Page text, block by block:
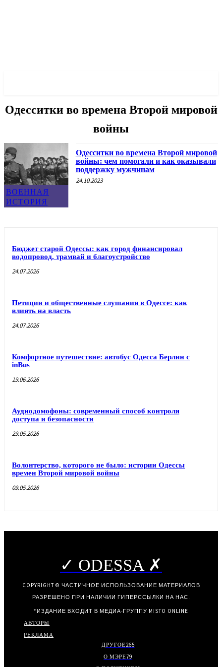
Одесситки во времена Второй мировой
войны
ВОЕННАЯ
ИСТОРИЯ
Одесситки во времена Второй мировой
войны: чем помогали и как оказывали
поддержку мужчинам
24.10.2023
Бюджет старой Одессы: как город финансировал
водопровод, трамвай и благоустройство
24.07.2026
Петиции и общественные слушания в Одессе: как
влиять на власть
24.07.2026
Комфортное путешествие: автобус Одесса Берлин с
inBus
19.06.2026
Аудиодомофоны: современный способ контроля
доступа и безопасности
29.05.2026
Волонтерство, которого не было: истории Одессы
времен Второй мировой войны
09.05.2026
✓ ODESSA ✗
COPYRIGHT © ЧАСТИЧНОЕ ИСПОЛЬЗОВАНИЕ МАТЕРИАЛОВ
РАЗРЕШЕНО ПРИ НАЛИЧИИ ГИПЕРССЫЛКИ НА НАС.
*ИЗДАНИЕ ВХОДИТ В МЕДИА-ГРУППУ MISTO ONLINE
АВТОРЫ
РЕКЛАМА
ДРУГОЕ265
О МЭРЕ79